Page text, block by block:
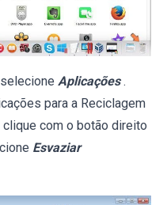
Aplicações .
para a Reciclagem
com o botão direito
Esvaziar